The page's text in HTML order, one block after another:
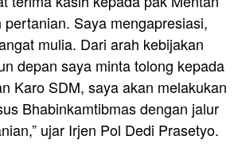
Saya mengapresiasi,
mulia. Dari arah kebijakan
depan saya minta tolong kepada
Karo SDM, saya akan melakukan
Bhabinkamtibmas dengan jalur
ujar Irjen Pol Dedi Prasetyo.